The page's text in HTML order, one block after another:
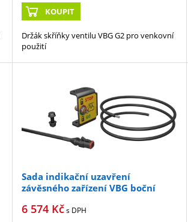
KOUPIT
Držák skříňky ventilu VBG G2 pro venkovní
použití
Sada indikační uzavření
závěsného zařízení VBG boční
6 574Kčs DPH